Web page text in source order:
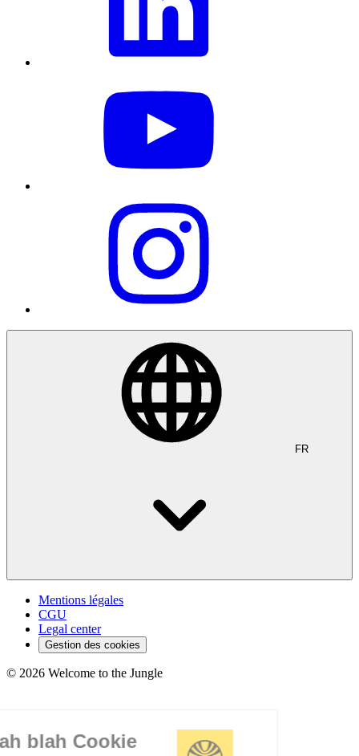
Blah blah blah Cookie
FR
Mentions légales
CGU
Legal center
Gestion des cookies
© 2026 Welcome to the Jungle